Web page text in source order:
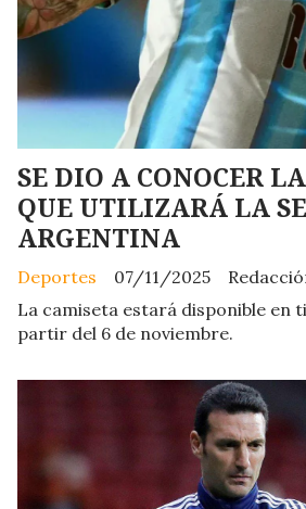
SE DIO A CONOCER
QUE UTILIZARÁ LA
ARGENTINA
Deportes
07/11/2025
La camiseta estará disponible en
partir del 6 de noviembre.